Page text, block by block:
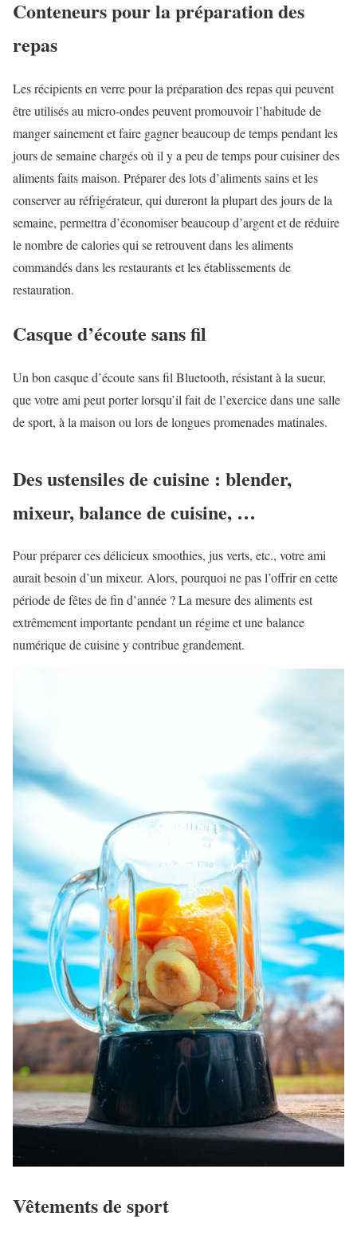
Conteneurs pour la préparation des
repas
Les récipients en verre pour la préparation des repas qui peuvent
être utilisés au micro-ondes peuvent promouvoir l’habitude de
manger sainement et faire gagner beaucoup de temps pendant les
jours de semaine chargés où il y a peu de temps pour cuisiner des
aliments faits maison. Préparer des lots d’aliments sains et les
conserver au réfrigérateur, qui dureront la plupart des jours de la
semaine, permettra d’économiser beaucoup d’argent et de réduire
le nombre de calories qui se retrouvent dans les aliments
commandés dans les restaurants et les établissements de
restauration.
Casque d’écoute sans fil
Un bon casque d’écoute sans fil Bluetooth, résistant à la sueur,
que votre ami peut porter lorsqu’il fait de l’exercice dans une salle
de sport, à la maison ou lors de longues promenades matinales.
Des ustensiles de cuisine : blender,
mixeur, balance de cuisine, …
Pour préparer ces délicieux smoothies, jus verts, etc., votre ami
aurait besoin d’un mixeur. Alors, pourquoi ne pas l’offrir en cette
période de fêtes de fin d’année ? La mesure des aliments est
extrêmement importante pendant un régime et une balance
numérique de cuisine y contribue grandement.
Vêtements de sport